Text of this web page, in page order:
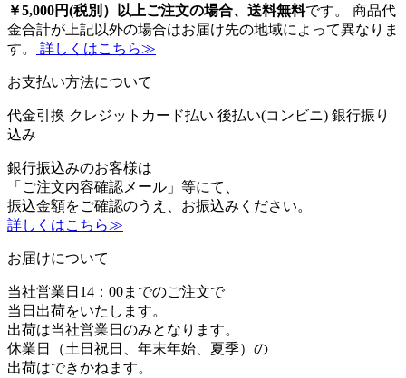
￥5,000円(税別）以上ご注文の場合、送料無料です。 商品代
金合計が上記以外の場合はお届け先の地域によって異なりま
す。
詳しくはこちら≫
お支払い方法について
代金引換 クレジットカード払い 後払い(コンビニ) 銀行振り
込み
銀行振込みのお客様は
「ご注文内容確認メール」等にて、
振込金額をご確認のうえ、お振込みください。
詳しくはこちら≫
お届けについて
当社営業日14：00までのご注文で
当日出荷をいたします。
出荷は当社営業日のみとなります。
休業日（土日祝日、年末年始、夏季）の
出荷はできかねます。